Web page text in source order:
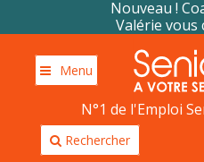
Nouveau !
Valérie vous
Menu
N°1 de l'Emploi
Rechercher